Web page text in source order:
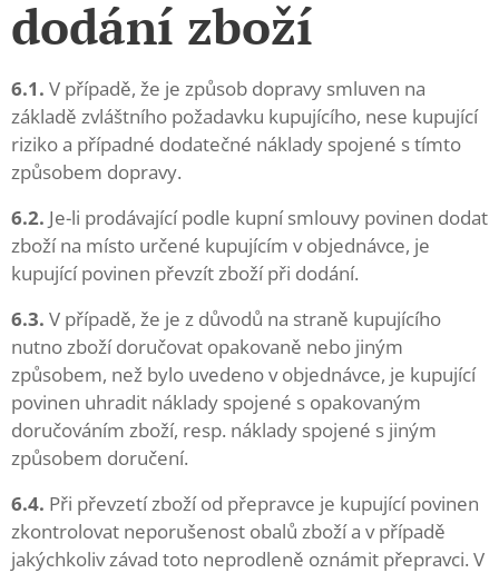
dodání zboží
6.1. V případě, že je způsob dopravy smluven na
základě zvláštního požadavku kupujícího, nese kupující
riziko a případné dodatečné náklady spojené s tímto
způsobem dopravy.
6.2. Je-li prodávající podle kupní smlouvy povinen dodat
zboží na místo určené kupujícím v objednávce, je
kupující povinen převzít zboží při dodání.
6.3. V případě, že je z důvodů na straně kupujícího
nutno zboží doručovat opakovaně nebo jiným
způsobem, než bylo uvedeno v objednávce, je kupující
povinen uhradit náklady spojené s opakovaným
doručováním zboží, resp. náklady spojené s jiným
způsobem doručení.
6.4. Při převzetí zboží od přepravce je kupující povinen
zkontrolovat neporušenost obalů zboží a v případě
jakýchkoliv závad toto neprodleně oznámit přepravci. V